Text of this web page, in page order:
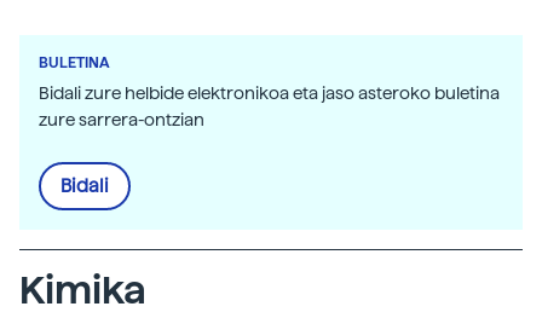
BULETINA
Bidali zure helbide elektronikoa eta jaso asteroko buletina
zure sarrera-ontzian
Bidali
Kimika